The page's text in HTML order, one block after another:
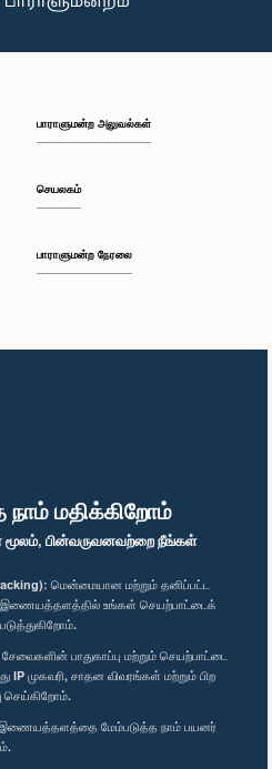
மதிக்கிறோம்
பின்வருவனவற்றை நீங்கள்
மென்மையான மற்றும் தனிப்பட்ட
இணையத்தளத்தில் உங்கள் செயற்பாட்டைக்
பாதுகாப்பு மற்றும் செயற்பாட்டை
IP முகவரி, சாதன விவரங்கள் மற்றும் பிற
செய்கிறோம்.
இணையத்தளத்தை மேம்படுத்த நாம் பயனர்
அங்கும்புர ஆரச்சி, பா.உ.
உறுப்பினர்
உறுப்பினர்
பாராளுமன்ற அலுவல்கள்
செயலகம்
பாராளுமன்ற நேரலை